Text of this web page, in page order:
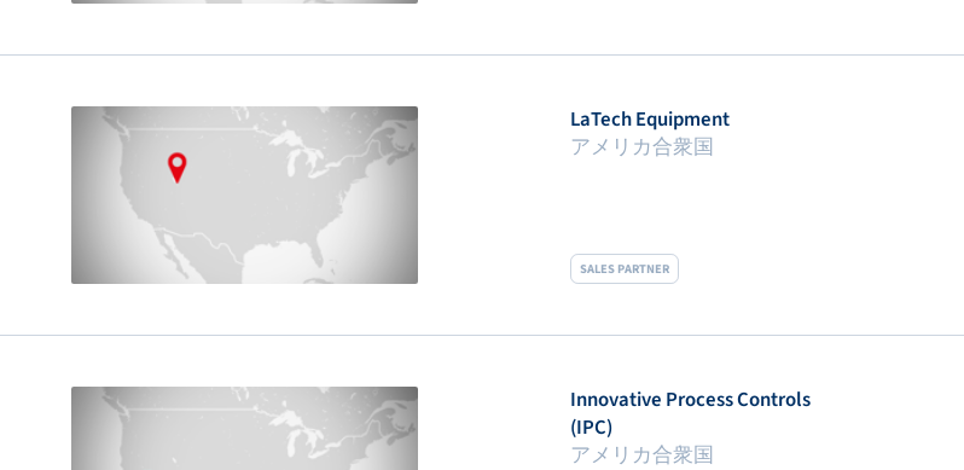
SALES PARTNER
LaTech Equipment
アメリカ合衆国
Innovative Process Controls
(IPC)
アメリカ合衆国